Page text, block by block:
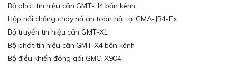
Bộ phát tín hiệu cân GMT-H4 bốn kênh
Hộp nối chống cháy nổ an toàn nội tại GMA-JB4-Ex
Bộ truyền tín hiệu cân GMT-X1
Bộ phát tín hiệu cân GMT-X4 bốn kênh
Bộ điều khiển đóng gói GMC-X904